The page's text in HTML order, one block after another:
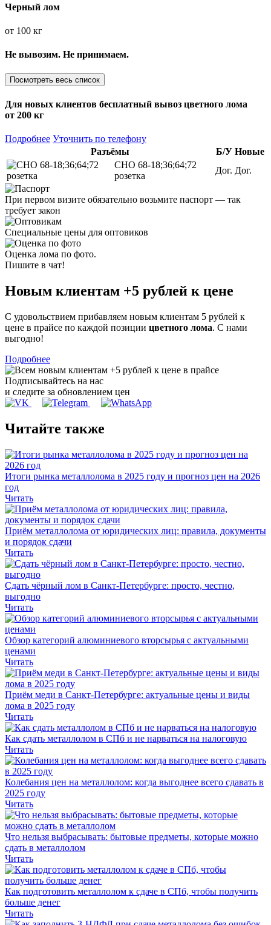
Черный лом
от 100 кг
Не вывозим. Не принимаем.
Посмотреть весь список
Для новых клиентов бесплатный вывоз цветного лома
от 200 кг
Подробнее Уточнить по телефону
Разъёмы
Б/У Новые
СНО 68-18;36;64;72
розетка
Дог. Дог.
При первом визите обязательно возьмите паспорт — так
требует закон
Специальные цены для оптовиков
Оценка лома по фото.
Пишите в чат!
Новым клиентам +5 рублей к цене
С удовольствием прибавляем новым клиентам 5 рублей к
цене в прайсе по каждой позиции цветного лома. С нами
выгодно!
Подробнее
Подписывайтесь на нас
и следите за обновлением цен
Читайте также
Итоги рынка металлолома в 2025 году и прогноз цен на 2026
год
Читать
Приём металлолома от юридических лиц: правила, документы
и порядок сдачи
Читать
Сдать чёрный лом в Санкт-Петербурге: просто, честно,
выгодно
Читать
Обзор категорий алюминиевого вторсырья с актуальными
ценами
Читать
Приём меди в Санкт-Петербурге: актуальные цены и виды
лома в 2025 году
Читать
Как сдать металлолом в СПб и не нарваться на налоговую
Читать
Колебания цен на металлолом: когда выгоднее всего сдавать в
2025 году
Читать
Что нельзя выбрасывать: бытовые предметы, которые можно
сдать в металлолом
Читать
Как подготовить металлолом к сдаче в СПб, чтобы получить
больше денег
Читать